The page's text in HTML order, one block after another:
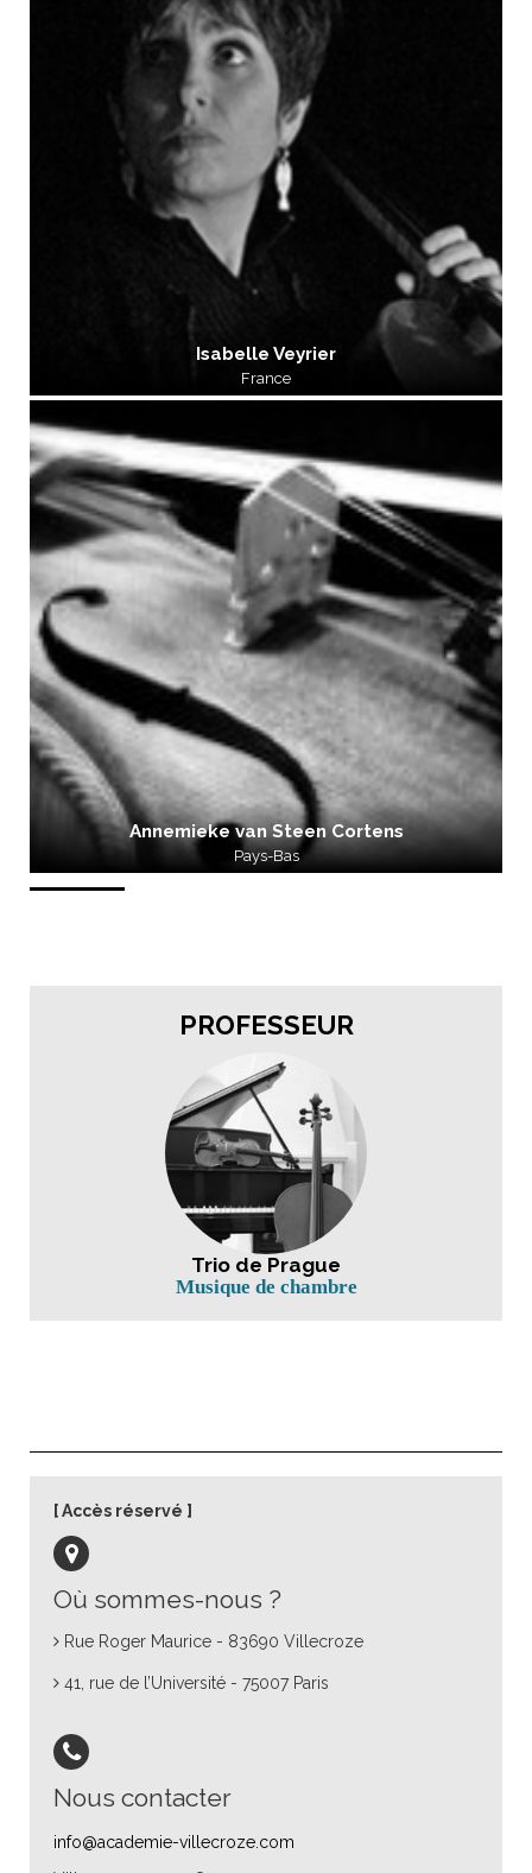
Isabelle Veyrier
France
Annemieke van Steen Cortens
Pays-Bas
PROFESSEUR
Trio de Prague
Musique de chambre
Où sommes-nous ?
Rue Roger Maurice - 83690 Villecroze
41, rue de l’Université - 75007 Paris
Nous contacter
info@academie-villecroze.com
Accès réservé